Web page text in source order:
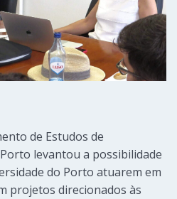
de Estudos de
levantou a possibilidade
do Porto atuarem em
projetos direcionados às